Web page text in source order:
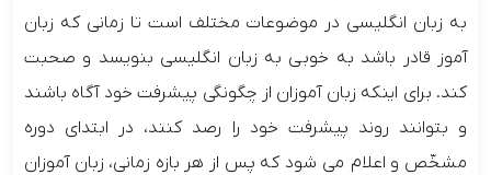
به زبان انگلیسی در موضوعات مختلف است تا زمانی که زبان
آموز قادر باشد به خوبی به زبان انگلیسی بنویسد و صحبت
کند. برای اینکه زبان آموزان از چگونگی پیشرفت خود آگاه باشند
و بتوانند روند پیشرفت خود را رصد کنند، در ابتدای دوره
مشخّص و اعلام می شود که پس از هر بازه زمانی، زبان آموزان